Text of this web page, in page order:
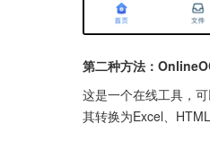
第二种方法：
这是一个在线工具，
其转换为Excel、